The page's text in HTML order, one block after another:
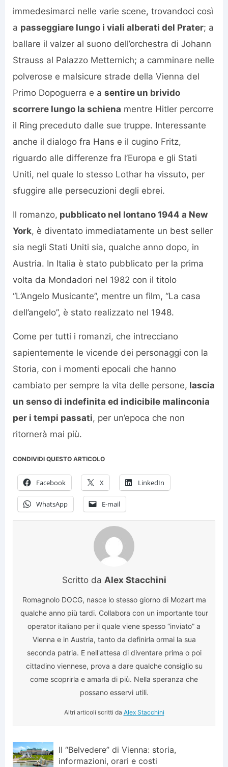
immedesimarci nelle varie scene, trovandoci così
a passeggiare lungo i viali alberati del Prater; a
ballare il valzer al suono dell’orchestra di Johann
Strauss al Palazzo Metternich; a camminare nelle
polverose e malsicure strade della Vienna del
Primo Dopoguerra e a sentire un brivido
scorrere lungo la schiena mentre Hitler percorre
il Ring preceduto dalle sue truppe. Interessante
anche il dialogo fra Hans e il cugino Fritz,
riguardo alle differenze fra l’Europa e gli Stati
Uniti, nel quale lo stesso Lothar ha vissuto, per
sfuggire alle persecuzioni degli ebrei.
Il romanzo, pubblicato nel lontano 1944 a New
York, è diventato immediatamente un best seller
sia negli Stati Uniti sia, qualche anno dopo, in
Austria. In Italia è stato pubblicato per la prima
volta da Mondadori nel 1982 con il titolo
“L’Angelo Musicante”, mentre un film, “La casa
dell’angelo”, è stato realizzato nel 1948.
Come per tutti i romanzi, che intrecciano
sapientemente le vicende dei personaggi con la
Storia, con i momenti epocali che hanno
cambiato per sempre la vita delle persone, lascia
un senso di indefinita ed indicibile malinconia
per i tempi passati, per un’epoca che non
ritornerà mai più.
CONDIVIDI QUESTO ARTICOLO
Facebook X LinkedIn
WhatsApp E-mail
Scritto da Alex Stacchini
Romagnolo DOCG, nasce lo stesso giorno di Mozart ma
qualche anno più tardi. Collabora con un importante tour
operator italiano per il quale viene spesso “inviato” a
Vienna e in Austria, tanto da definirla ormai la sua
seconda patria. E nell'attesa di diventare prima o poi
cittadino viennese, prova a dare qualche consiglio su
come scoprirla e amarla di più. Nella speranza che
possano esservi utili.
Altri articoli scritti da Alex Stacchini
Il “Belvedere” di Vienna: storia,
informazioni, orari e costi